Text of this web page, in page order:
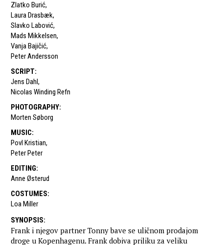
Zlatko Burić,
Laura Drasbæk,
Slavko Labović,
Mads Mikkelsen,
Vanja Bajičić,
Peter Andersson
SCRIPT:
Jens Dahl,
Nicolas Winding Refn
PHOTOGRAPHY:
Morten Søborg
MUSIC:
Povl Kristian,
Peter Peter
EDITING:
Anne Østerud
COSTUMES:
Loa Miller
SYNOPSIS:
Frank i njegov partner Tonny bave se uličnom prodajom
droge u Kopenhagenu. Frank dobiva priliku za veliku